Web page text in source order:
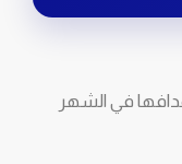
في الشهر